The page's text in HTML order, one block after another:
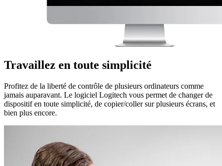
Travaillez en toute simplicité
Profitez de la liberté de contrôle de plusieurs ordinateurs comme
jamais auparavant. Le logiciel Logitech vous permet de changer de
dispositif en toute simplicité, de copier/coller sur plusieurs écrans, et
bien plus encore.